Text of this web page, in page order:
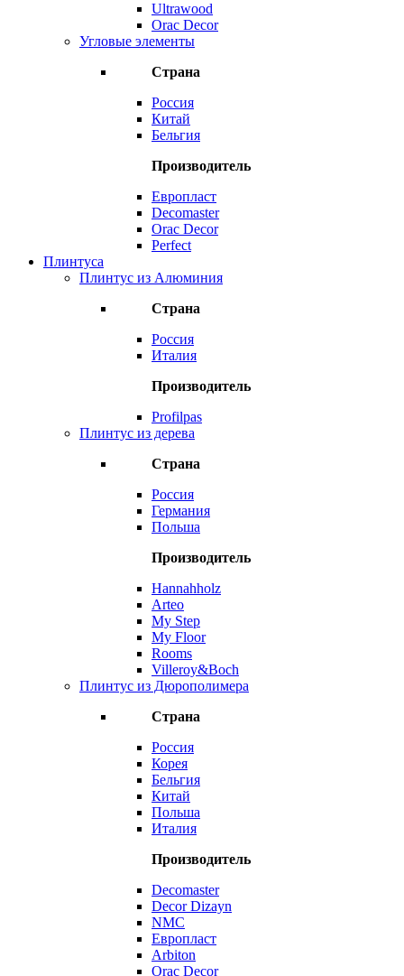
Ultrawood
Orac Decor
Угловые элементы
Страна
Россия
Китай
Бельгия
Производитель
Европласт
Decomaster
Orac Decor
Perfect
Плинтуса
Плинтус из Алюминия
Страна
Россия
Италия
Производитель
Profilpas
Плинтус из дерева
Страна
Россия
Германия
Польша
Производитель
Hannahholz
Arteo
My Step
My Floor
Rooms
Villeroy&Boch
Плинтус из Дюрополимера
Страна
Россия
Корея
Бельгия
Китай
Польша
Италия
Производитель
Decomaster
Decor Dizayn
NMC
Европласт
Arbiton
Orac Decor